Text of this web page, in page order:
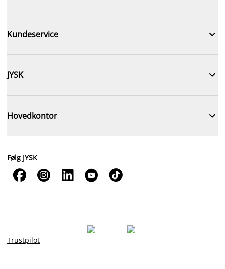
Kundeservice 
JYSK 
Hovedkontor 
Følg JYSK
    
Trustpilot